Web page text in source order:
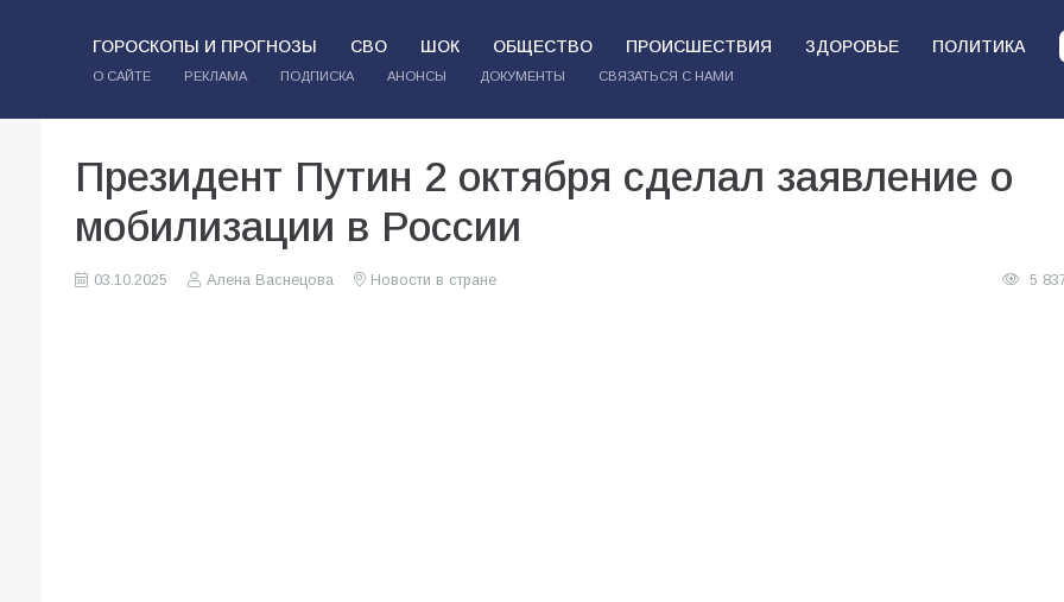
ГОРОСКОПЫ И ПРОГНОЗЫ СВО ШОК ОБЩЕСТВО ПРОИСШЕСТВИЯ ЗДОРОВЬЕ ПОЛИТИКА
О САЙТЕ РЕКЛАМА ПОДПИСКА АНОНСЫ ДОКУМЕНТЫ СВЯЗАТЬСЯ С НАМИ
Президент Путин 2 октября сделал заявление о
мобилизации в России
03.10.2025 Алена Васнецова Новости в стране 5